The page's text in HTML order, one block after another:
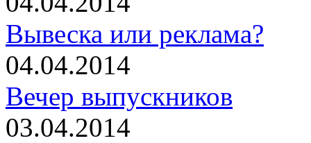
Вывеска или реклама?
04.04.2014
Вечер выпускников
03.04.2014